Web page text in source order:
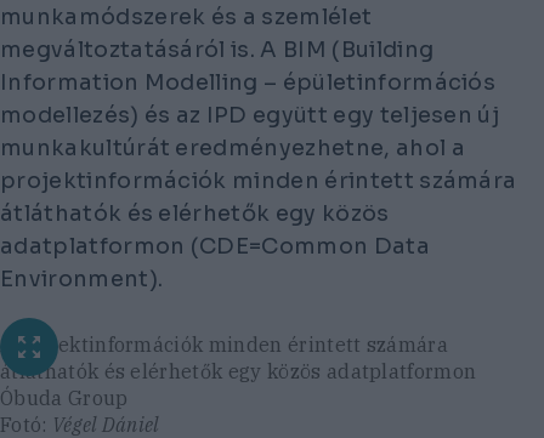
munkamódszerek és a szemlélet
megváltoztatásáról is. A BIM (Building
Information Modelling – épületinformációs
modellezés) és az IPD együtt egy teljesen új
munkakultúrát eredményezhetne, ahol a
projektinformációk minden érintett számára
átláthatók és elérhetők egy közös
adatplatformon (CDE=Common Data
Environment).
A projektinformációk minden érintett számára
átláthatók és elérhetők egy közös adatplatformon
Óbuda Group
Fotó: Végel Dániel